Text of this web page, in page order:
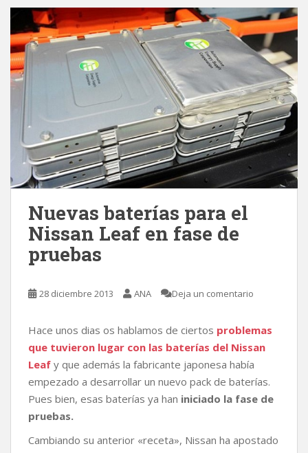
Nuevas baterías para el
Nissan Leaf en fase de
pruebas
28 diciembre 2013 ANA Deja un comentario
Hace unos dias os hablamos de ciertos problemas
que tuvieron lugar con las baterías del Nissan
Leaf y que además la fabricante japonesa había
empezado a desarrollar un nuevo pack de baterías.
Pues bien, esas baterías ya han iniciado la fase de
pruebas.
Cambiando su anterior «receta», Nissan ha apostado